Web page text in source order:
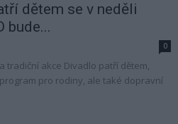
dětem se v neděli
bude...
0
tradiční akce Divadlo patří dětem,
pro rodiny, ale také dopravní